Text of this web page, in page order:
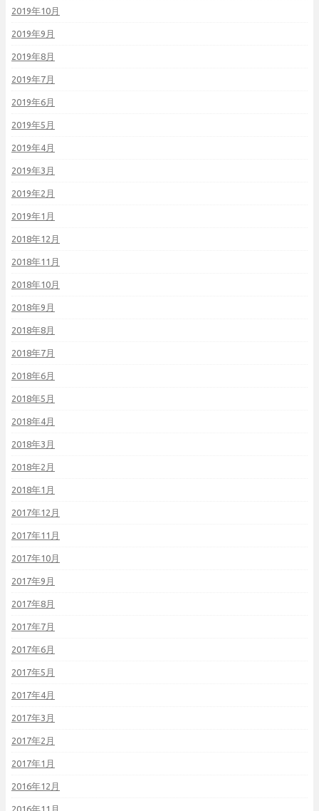
2019年10月
2019年9月
2019年8月
2019年7月
2019年6月
2019年5月
2019年4月
2019年3月
2019年2月
2019年1月
2018年12月
2018年11月
2018年10月
2018年9月
2018年8月
2018年7月
2018年6月
2018年5月
2018年4月
2018年3月
2018年2月
2018年1月
2017年12月
2017年11月
2017年10月
2017年9月
2017年8月
2017年7月
2017年6月
2017年5月
2017年4月
2017年3月
2017年2月
2017年1月
2016年12月
2016年11月